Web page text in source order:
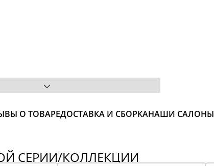
О ТОВАРЕДОСТАВКА И СБОРКАНАШИ САЛОНЫ
СЕРИИ/КОЛЛЕКЦИИ